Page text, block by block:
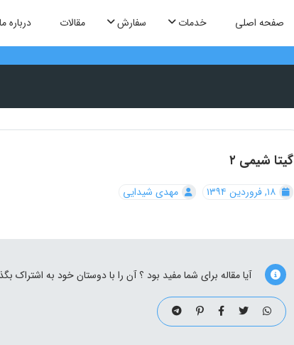
صفحه اصلی خدمات سفارش مقالات درباره ما
گیتا شیمی ۲
۱۸, فروردین ۱۳۹۴ مهدی شیدایی
آیا مقاله برای شما مفید بود ؟ آن را با دوستان خود به اشتراک